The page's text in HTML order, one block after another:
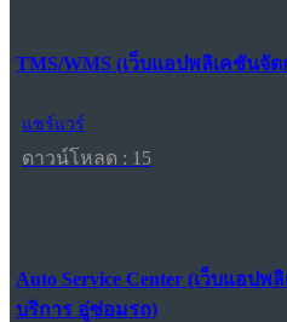
TMS/WMS (เว็บแอปพลิเคชันจั
แชร์แวร์
ดาวน์โหลด : 15
Auto Service Center (เว็บแอป
บริการ อู่ซ่อมรถ)